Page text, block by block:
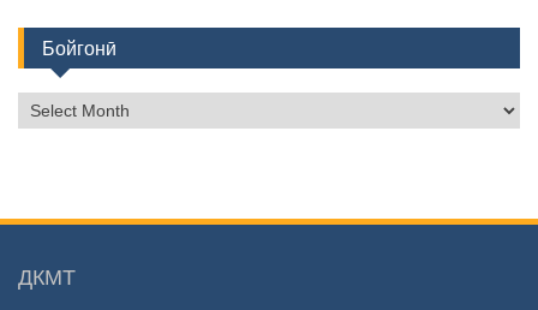
Бойгонӣ
о
н
ДКМТ